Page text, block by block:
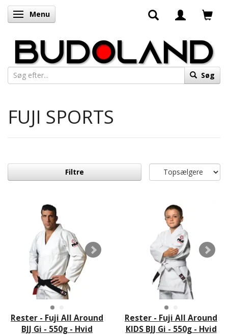
Skifte navigation
Menu
Søg
FUJI SPORTS
Filtre
Rester - Fuji All Around
BJJ Gi - 550g - Hvid
Rester - Fuji All Around
KIDS BJJ Gi - 550g - Hvid